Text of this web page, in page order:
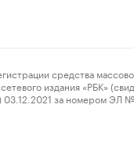
средства
издания «РБК»
03.12.2021 за номером